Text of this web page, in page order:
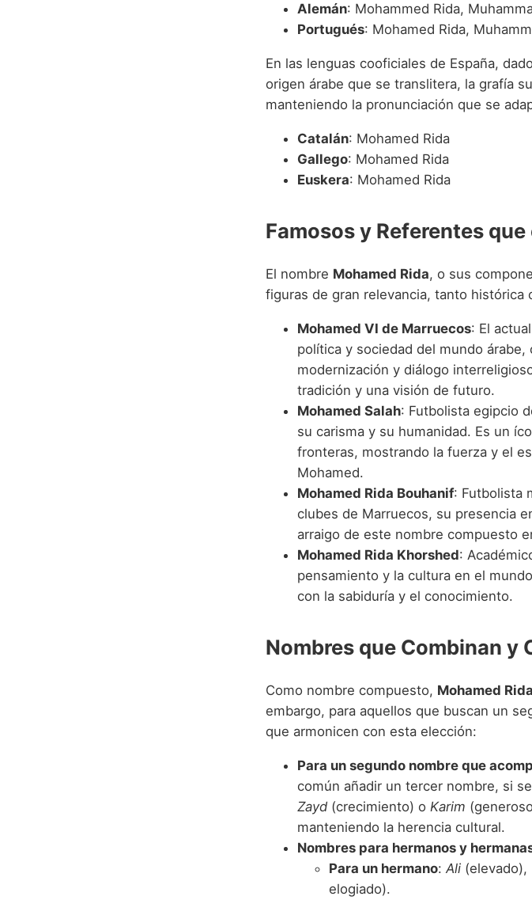
Alemán: Mohammed Rida,
Portugués: Mohamed Rida,
En las lenguas cooficiales de España,
origen árabe que se translitera, la grafía
manteniendo la pronunciación que se
Catalán: Mohamed Rida
Gallego: Mohamed Rida
Euskera: Mohamed Rida
Famosos y Referentes
El nombre Mohamed Rida, o sus
figuras de gran relevancia, tanto
Mohamed VI de Marruecos: El
política y sociedad del mundo
modernización y diálogo
tradición y una visión de futuro.
Mohamed Salah: Futbolista egipcio
su carisma y su humanidad. Es un
fronteras, mostrando la fuerza y el
Mohamed.
Mohamed Rida Bouhanif: Futbolista
clubes de Marruecos, su presencia
arraigo de este nombre compuesto
Mohamed Rida Khorshed:
pensamiento y la cultura en el
con la sabiduría y el conocimiento.
Nombres que Combinan y
Como nombre compuesto, Mohamed Rida
embargo, para aquellos que buscan un
que armonicen con esta elección:
Para un segundo nombre que
común añadir un tercer nombre, si
Zayd (crecimiento) o Karim
manteniendo la herencia cultural.
Nombres para hermanos y
Para un hermano: Ali (elevado),
elogiado).